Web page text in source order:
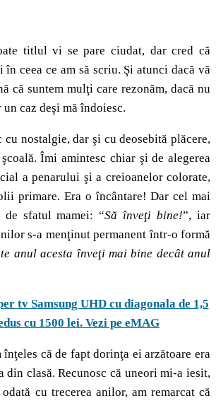
titlul vi se pare ciudat, dar cred că
ceea ce am să scriu. Şi atunci dacă vă
că suntem mulţi care rezonăm, dacă nu
un caz deşi mă îndoiesc.
nostalgie, dar şi cu deosebită plăcere,
Îmi amintesc chiar şi de alegerea
a penarului şi a creioanelor colorate,
primare. Era o încântare! Dar cel mai
sfatul mamei: “Să înveţi bine!”, iar
s-a menţinut permanent într-o formă
anul acesta înveţi mai bine decât anul
tv Samsung UHD cu diagonala de 1,5
cu 1500 lei. Vezi pe eMAG
că de fapt dorinţa ei arzătoare era
din clasă. Recunosc că uneori mi-a iesit,
cu trecerea anilor, am remarcat că